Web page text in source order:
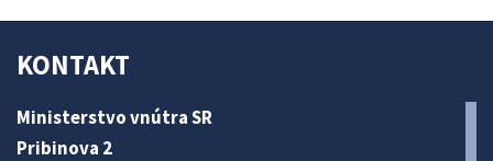
KONTAKT
Ministerstvo vnútra SR
Pribinova 2